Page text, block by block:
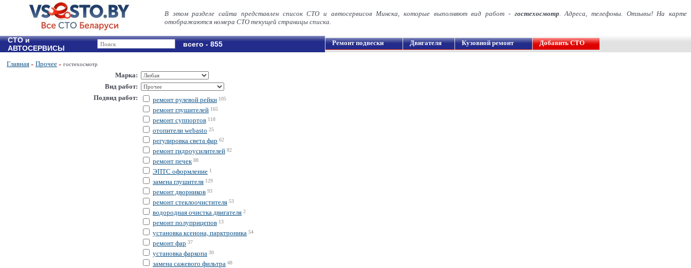
В этом разделе сайта представлен список СТО и автосервисов Минска, которые выполняют вид работ - гостехосмотр. Адреса, телефоны. Отзывы! На карте
отображаются номера СТО текущей страницы списка.
СТО и
АВТОСЕРВИСЫ
всего - 855 Ремонт подвески Двигателя Кузовной ремонт Добавить СТО
Главная » Прочее » гостехосмотр
Марка:
Вид работ:
Подвид работ:
ремонт рулевой рейки 105
ремонт глушителей 165
ремонт суппортов 118
отопители webasto 25
регулировка света фар 62
ремонт гидроусилителей 82
ремонт печек 88
ЭПТС оформление 1
замена глушителя 129
ремонт дворников 93
ремонт стеклоочистителя 53
водородная очистка двигателя 2
ремонт полуприцепов 13
установка ксенона, парктроника 54
ремонт фар 37
установка фаркопа 30
замена сажевого фильтра 48